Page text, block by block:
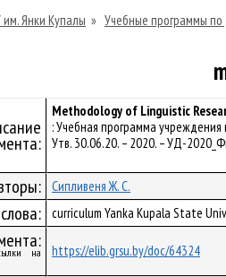
им. Янки Купалы » Учебные программы
Methodology of Linguistic
: Учебная программа
Утв. 30.06.20. – 2020. – УД-
Сипливеня Ж. С.
curriculum Yanka Kupala State
на https://elib.grsu.by/doc/64324